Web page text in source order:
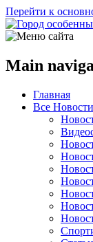
Перейти к
Main
Главная
Все Новости